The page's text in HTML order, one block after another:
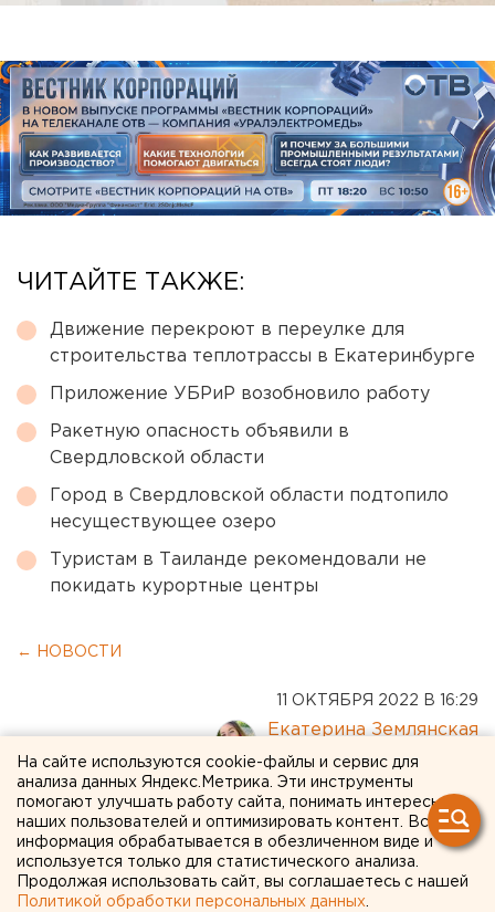
ЧИТАЙТЕ ТАКЖЕ:
Движение перекроют в переулке для
строительства теплотрассы в Екатеринбурге
Приложение УБРиР возобновило работу
Ракетную опасность объявили в
Свердловской области
Город в Свердловской области подтопило
несуществующее озеро
Туристам в Таиланде рекомендовали не
покидать курортные центры
← НОВОСТИ
11 ОКТЯБРЯ 2022 В 16:29
Екатерина Землянская
Компанию Meta* внесли в
список террористов
На сайте используются cookie-файлы и сервис для
анализа данных Яндекс.Метрика. Эти инструменты
помогают улучшать работу сайта, понимать интересы
наших пользователей и оптимизировать контент. Вся
информация обрабатывается в обезличенном виде и
используется только для статистического анализа.
Продолжая использовать сайт, вы соглашаетесь с нашей
Политикой обработки персональных данных